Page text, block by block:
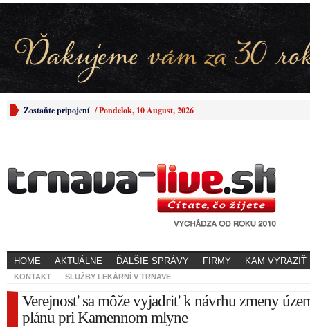
Zostaňte pripojení /Pondelok, 10 August, 2026
HOME AKTUÁLNE ĎALŠIE SPRÁVY FIRMY KAM VYRAZIŤ
KONTAKT SLUŽBY LEKÁRNÍ V TRNAVE
Verejnosť sa môže vyjadriť k návrhu zmeny
plánu pri Kamennom mlyne